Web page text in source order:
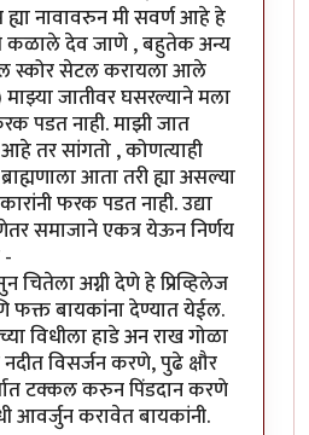
नावावरुन मी सवर्ण आहे हे
कळाले देव जाणे , बहुतेक अन्य
स्कोर सेटल करायला आले
जातीवर घसरल्याने मला
पडत नाही. माझी जात
तर सांगतो , कोणत्याही
आता तरी ह्या असल्या
फरक पडत नाही. उद्या
समाजाने एकत्र येऊन निर्णय
चितेला अग्नी देणे हे प्रिव्हिलेज
बायकांना देण्यात येईल.
विधीला हाडे अन राख गोळा
विसर्जन करणे, पुढे क्षौर
टक्कल करुन पिंडदान करणे
आवर्जुन करावेत बायकांनी.